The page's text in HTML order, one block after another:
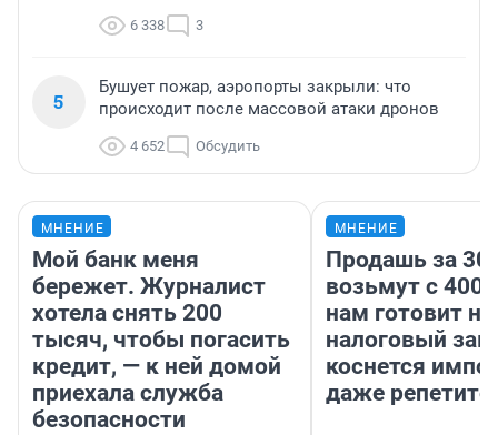
6 338 3
5
Бушует пожар, аэропорты закрыли: что
происходит после массовой атаки дронов
4 652 Обсудить
МНЕНИЕ
Мой банк меня
бережет. Журналист
хотела снять 200
тысяч, чтобы погасить
кредит, — к ней домой
приехала служба
безопасности
МНЕНИЕ
Продашь за
возьмут с
нам готовит
налоговый
коснется
даже